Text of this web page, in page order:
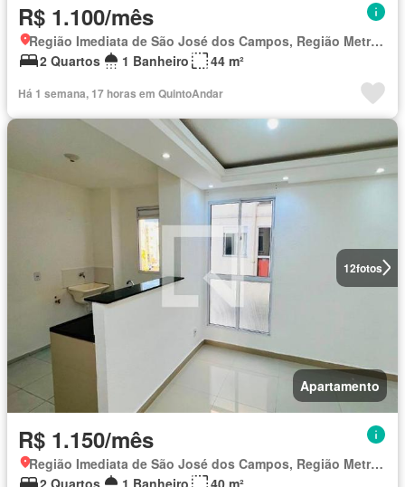
R$ 1.100/mês
Região Imediata de São José dos Campos, Região Metropolitana do Vale do Paraíba e Litoral Norte
2 Quartos
1 Banheiro 44 m²
Há 1 semana, 17 horas em QuintoAndar
12fotos
Apartamento
R$ 1.150/mês
Região Imediata de São José dos Campos, Região Metropolitana do Vale do Paraíba e Litoral Norte
2 Quartos
1 Banheiro 40 m²